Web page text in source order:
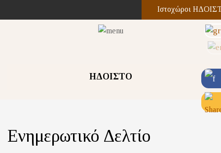
Ιστοχώροι
ΗΔΟΙΣΤΟ
Ενημερωτικό Δελτίο